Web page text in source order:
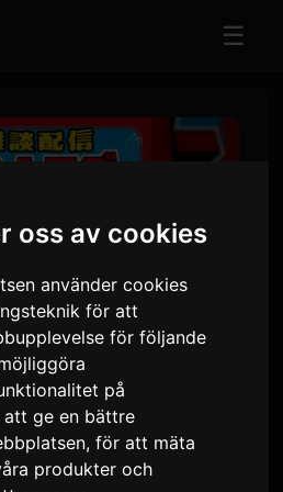
oss av cookies
använder cookies
för att
för följande
på
ge en bättre
,för att mäta
produkter och
☰
och
Tomoda